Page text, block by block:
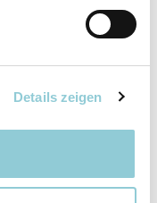
Details zeigen